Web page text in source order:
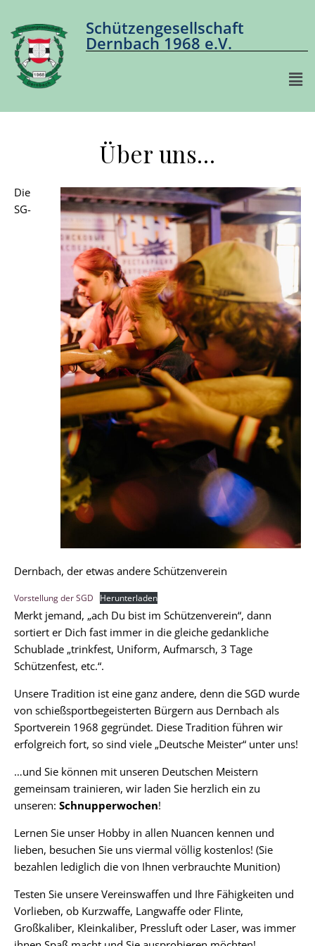
Schützengesellschaft
Dernbach 1968 e.V.
Über uns…
Die
SG-
Dernbach, der etwas andere Schützenverein
Vorstellung der SGD Herunterladen
Merkt jemand, „ach Du bist im Schützenverein“, dann
sortiert er Dich fast immer in die gleiche gedankliche
Schublade „trinkfest, Uniform, Aufmarsch, 3 Tage
Schützenfest, etc.“.
Unsere Tradition ist eine ganz andere, denn die SGD wurde
von schießsportbegeisterten Bürgern aus Dernbach als
Sportverein 1968 gegründet. Diese Tradition führen wir
erfolgreich fort, so sind viele „Deutsche Meister“ unter uns!
…und Sie können mit unseren Deutschen Meistern
gemeinsam trainieren, wir laden Sie herzlich ein zu
unseren: Schnupperwochen!
Lernen Sie unser Hobby in allen Nuancen kennen und
lieben, besuchen Sie uns viermal völlig kostenlos! (Sie
bezahlen lediglich die von Ihnen verbrauchte Munition)
Testen Sie unsere Vereinswaffen und Ihre Fähigkeiten und
Vorlieben, ob Kurzwaffe, Langwaffe oder Flinte,
Großkaliber, Kleinkaliber, Pressluft oder Laser, was immer